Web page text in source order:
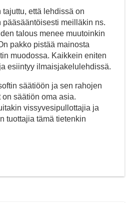
että lehdissä on
pääsääntöisesti meilläkin ns.
talous menee muutoinkin
pakko pistää mainosta
muodossa. Kaikkein eniten
esiintyy ilmaisjakelulehdissä.
säätiöön ja sen rahojen
säätiön oma asia.
vissyvesipullottajia ja
tuottajia tämä tietenkin